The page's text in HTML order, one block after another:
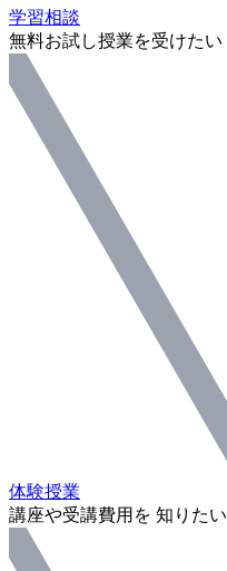
学習相談
無料お試し授業を受けたい
体験授業
講座や受講費用を 知りたい